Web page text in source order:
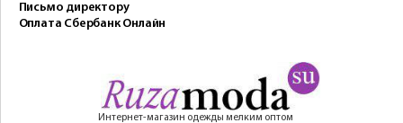
Письмо директору
Оплата Сбербанк Онлайн
Интернет-магазин одежды мелким оптом